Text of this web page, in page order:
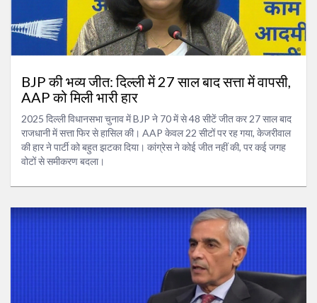
BJP की भव्य जीत: दिल्ली में 27 साल बाद सत्ता में वापसी,
AAP को मिली भारी हार
2025 दिल्ली विधानसभा चुनाव में BJP ने 70 में से 48 सीटें जीत कर 27 साल बाद
राजधानी में सत्ता फिर से हासिल की। AAP केवल 22 सीटों पर रह गया, केजरीवाल
की हार ने पार्टी को बहुत झटका दिया। कांग्रेस ने कोई जीत नहीं की, पर कई जगह
वोटों से समीकरण बदला।